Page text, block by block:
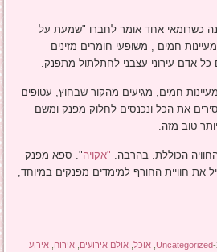
כשרומאי אחד אומר לחברו "שמעת על
חמים , משופעי חומרים מזינים
כל אדם עירוני עצבני לחתלתול מתפנק.
חמים, מגיעים מהקור שבחוץ, עטופים
את הכל ונכנסים לחלוק מפנק ומשם
טוב מזה.
הכוללת. בהרבה. "אקויה". ספא מפנק
חוויית החורף למימדים מפנקים במיוחד,
Uncategorized
,אוכל ,אולם אירועים ,אירוח ,אירוע